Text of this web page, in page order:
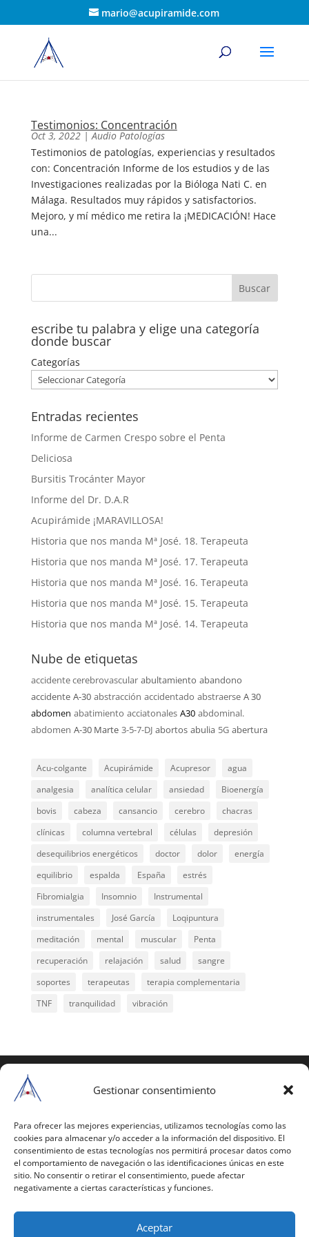
Gestionar consentimiento
Para ofrecer las mejores experiencias, utilizamos tecnologías como las
cookies para almacenar y/o acceder a la información del dispositivo. El
consentimiento de estas tecnologías nos permitirá procesar datos como
el comportamiento de navegación o las identificaciones únicas en este
sitio. No consentir o retirar el consentimiento, puede afectar
negativamente a ciertas características y funciones.
Aceptar
mario@acupiramide.com
Testimonios: Concentración
Oct 3, 2022|Audio Patologías
Testimonios de patologías, experiencias y resultados
con: Concentración Informe de los estudios y de las
Investigaciones realizadas por la Bióloga Nati C. en
Málaga. Resultados muy rápidos y satisfactorios.
Mejoro, y mí médico me retira la ¡MEDICACIÓN! Hace
una...
escribe tu palabra y elige una categoría
donde buscar
Categorías
Entradas recientes
Informe de Carmen Crespo sobre el Penta
Deliciosa
Bursitis Trocánter Mayor
Informe del Dr. D.A.R
Acupirámide ¡MARAVILLOSA!
Historia que nos manda Mª José. 18. Terapeuta
Historia que nos manda Mª José. 17. Terapeuta
Historia que nos manda Mª José. 16. Terapeuta
Historia que nos manda Mª José. 15. Terapeuta
Historia que nos manda Mª José. 14. Terapeuta
Nube de etiquetas
accidente cerebrovascular abultamiento abandono
accidente A-30 abstracción accidentado abstraerse A 30
abdomen abatimiento acciatonales A30 abdominal.
abdomen A-30 Marte 3-5-7-DJ abortos abulia 5G abertura
Acu-colgante Acupirámide Acupresor
agua
analgesia
analítica celular ansiedad
Bioenergía
bovis
cabeza cansancio cerebro
chacras
clínicas
columna vertebral células
depresión
desequilibrios energéticos
doctor dolor
energía
equilibrio
espalda España
estrés
Fibromialgia
Insomnio
Instrumental
instrumentales
José García
Loqipuntura
meditación
mental muscular
Penta
recuperación
relajación salud
sangre
soportes
terapeutas
terapia complementaria
TNF
tranquilidad vibración
reservados
estas páginas o parte de ellas, necesita pedir
autorización por escrito a Mario Gil Sánchez.
Todos los instrumentales están PATENTADOS.
Web inaugurada en 2002 (última actualización en
Política de Privacidad